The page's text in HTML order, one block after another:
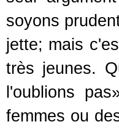
soyons
jette; mais
très jeunes.
l'oublions
femmes ou